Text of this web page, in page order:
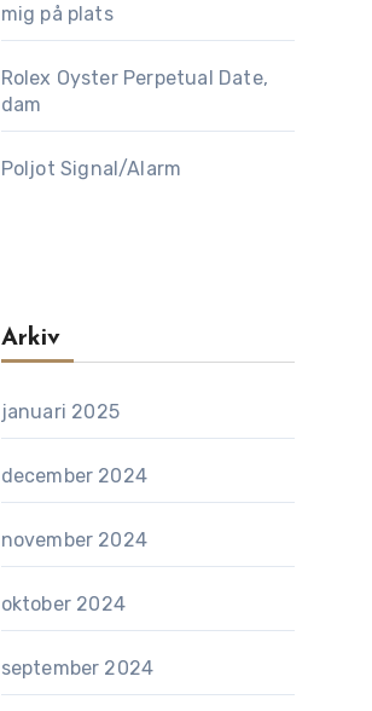
mig på plats
Rolex Oyster Perpetual Date,
dam
Poljot Signal/Alarm
Arkiv
januari 2025
december 2024
november 2024
oktober 2024
september 2024